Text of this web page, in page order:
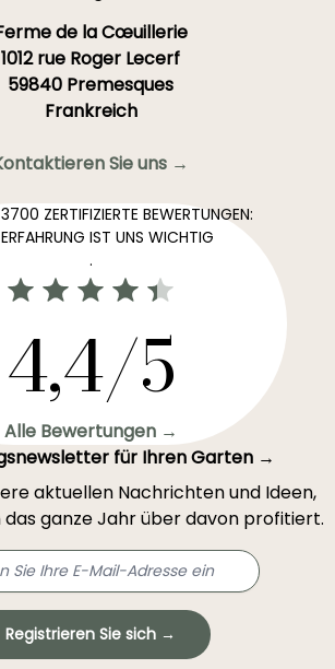
de la Cœuillerie
1012 rue Roger Lecerf
59840 Premesques
Frankreich
Sie uns →
ZERTIFIZIERTE BEWERTUNGEN:
IST UNS WICHTIG
.
4,4/5
Alle Bewertungen →
für Ihren Garten →
aktuellen Nachrichten und Ideen,
ganze Jahr über davon profitiert.
Registrieren Sie sich →